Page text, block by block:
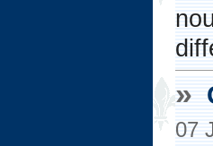
»
07